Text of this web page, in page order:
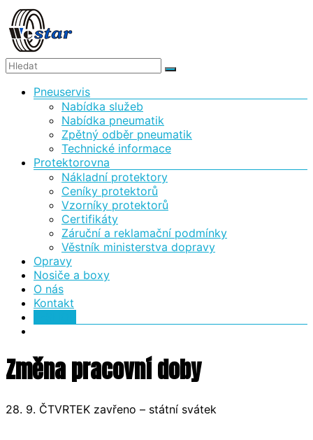
Skip
to
content
WESTAR,
spol.
Protektorovna
pneuservis
Menu Pneuservis
Nabídka služeb
Nabídka pneumatik
Zpětný odběr pneumatik
Technické informace
Protektorovna
Nákladní protektory
Ceníky protektorů
Vzorníky protektorů
Certifikáty
Záruční a reklamační podmínky
Věstník ministerstva dopravy
Opravy
Nosiče a boxy
O nás
Kontakt
Změna pracovní doby
28. 9. ČTVRTEK zavřeno – státní svátek